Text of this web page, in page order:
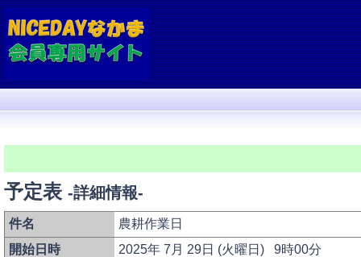
予定表 -詳細情報-
件名
農耕作業日
開始日時
2025年 7月 29日 (火曜日) 9時00分